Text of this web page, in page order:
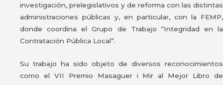
investigación, prelegislativos y de reforma con las distintas
administraciones públicas y, en particular, con la FEMP,
donde coordina el Grupo de Trabajo “Integridad en la
Contratación Pública Local”.
Su trabajo ha sido objeto de diversos reconocimientos
como el VII Premio Masaguer i Mir al Mejor Libro de